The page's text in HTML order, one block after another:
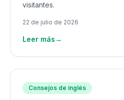
visitantes.
22 de julio de 2026
Leer más→
Consejos de inglés